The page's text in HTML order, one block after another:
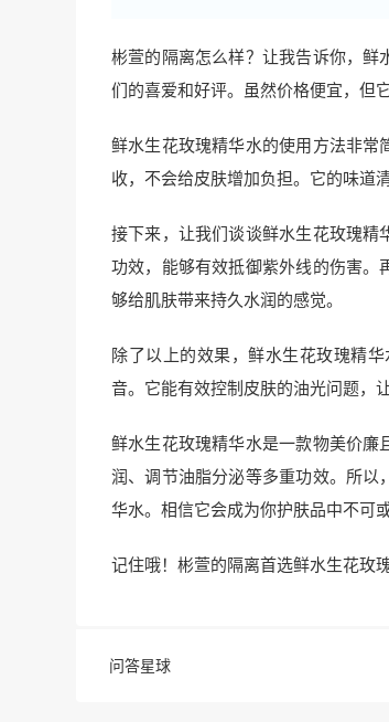
彬萱的隔离怎么样？让我告诉你，鲜
们的喜爱和好评。虽然价格便宜，但
鲜水生花玫瑰精华水的使用方法非常
收，不会给皮肤增加负担。它的味道
接下来，让我们谈谈鲜水生花玫瑰精
功效，能够有效抵御紫外线的伤害。
够给肌肤带来持久水润的感觉。
除了以上的效果，鲜水生花玫瑰精
音。它能有效控制皮肤的油光问题，
鲜水生花玫瑰精华水是一款物美价廉
润、调节油脂分泌等多重功效。所以
华水。相信它会成为你护肤品中不可
记住哦！彬萱的隔离首选鲜水生花玫
问答星球